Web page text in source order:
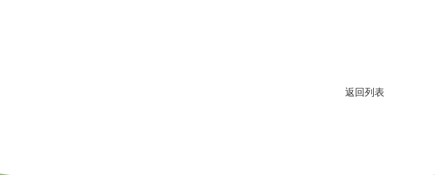
返回列表